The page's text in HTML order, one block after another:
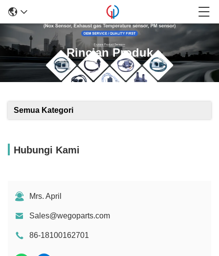
Rincian Produk
Semua Kategori
Hubungi Kami
Mrs. April
Sales@wegoparts.com
86-18100162701